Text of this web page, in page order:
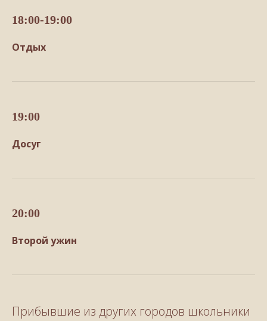
18:00-19:00
Отдых
19:00
Досуг
20:00
Второй ужин
Прибывшие из других городов школьники